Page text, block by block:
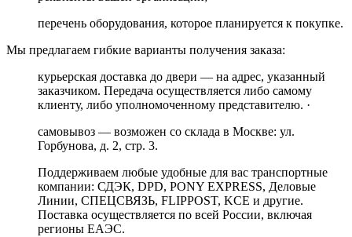
перечень оборудования, которое планируется к покупке.
Мы предлагаем гибкие варианты получения заказа:
курьерская доставка до двери — на адрес, указанный
заказчиком. Передача осуществляется либо самому
клиенту, либо уполномоченному представителю. ·
самовывоз — возможен со склада в Москве: ул.
Горбунова, д. 2, стр. 3.
Поддерживаем любые удобные для вас транспортные
компании: СДЭК, DPD, PONY EXPRESS, Деловые
Линии, СПЕЦСВЯЗЬ, FLIPPOST, KCE и другие.
Поставка осуществляется по всей России, включая
регионы ЕАЭС.